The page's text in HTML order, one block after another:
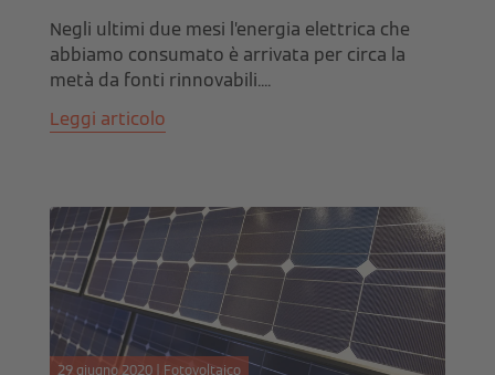
Negli ultimi due mesi l’energia elettrica che
abbiamo consumato è arrivata per circa la
metà da fonti rinnovabili....
Leggi articolo
29 giugno 2020 | Fotovoltaico